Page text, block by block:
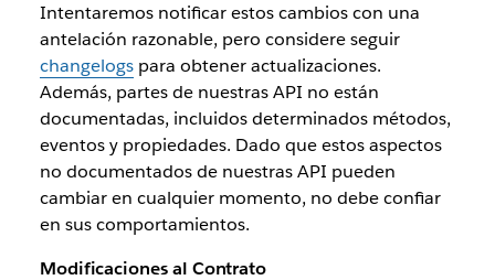
Intentaremos notificar estos cambios con una
antelación razonable, pero considere seguir
changelogspara obtener actualizaciones.
Además, partes de nuestras API no están
documentadas, incluidos determinados métodos,
eventos y propiedades. Dado que estos aspectos
no documentados de nuestras API pueden
cambiar en cualquier momento, no debe confiar
en sus comportamientos.
Modificaciones al Contrato